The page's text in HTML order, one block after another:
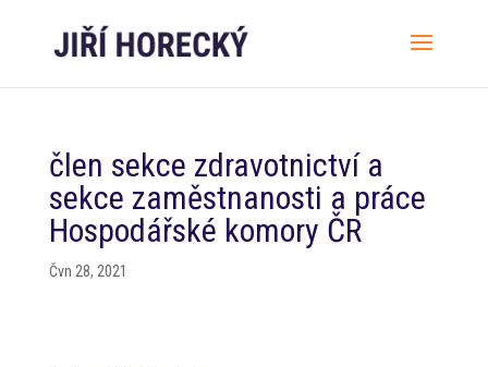
člen sekce zdravotnictví a
sekce zaměstnanosti a práce
Hospodářské komory ČR
Čvn 28, 2021